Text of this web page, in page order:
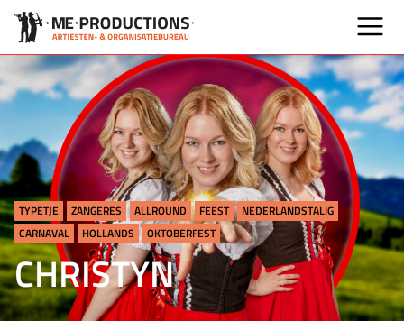
TYPETJE ZANGERES ALLROUND FEEST
NEDERLANDSTALIG
CARNAVAL
HOLLANDS OKTOBERFEST
CHRISTYN